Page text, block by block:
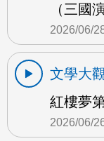
（三國
2026/06/
文學大
紅樓夢
2026/06/